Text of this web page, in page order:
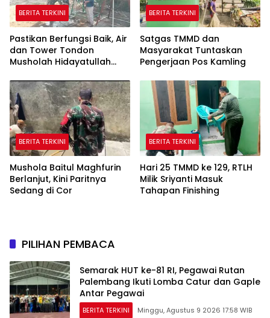
BERITA TERKINI
Pastikan Berfungsi Baik, Air
dan Tower Tondon
Musholah Hidayatullah
BERITA TERKINI
Satgas TMMD dan
Masyarakat Tuntaskan
Pengerjaan Pos Kamling
BERITA TERKINI
Mushola Baitul Maghfurin
Berlanjut, Kini Paritnya
Sedang di Cor
BERITA TERKINI
Hari 25 TMMD ke 129, RTLH
Milik Sriyanti Masuk
Tahapan Finishing
PILIHAN PEMBACA
Semarak HUT ke-81 RI, Pegawai Rutan
Palembang Ikuti Lomba Catur dan Gaple
Antar Pegawai
BERITA TERKINI Minggu, Agustus 9 2026 17:58 WIB